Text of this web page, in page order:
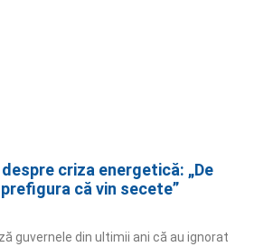
criza energetică: „De
că vin secete”
guvernele din ultimii ani că au ignorat